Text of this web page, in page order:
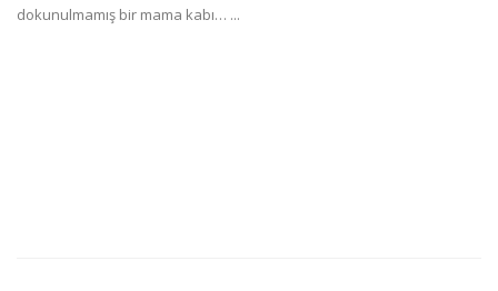
dokunulmamış bir mama kabı… ...